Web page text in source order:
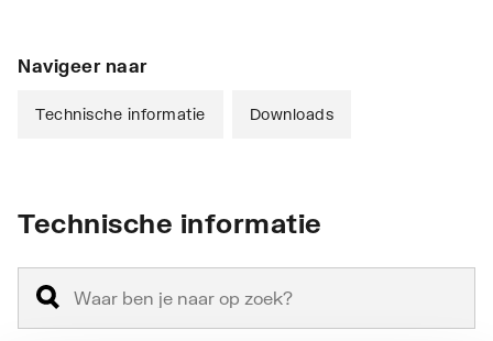
Navigeer naar
Technische informatie Downloads
Technische informatie